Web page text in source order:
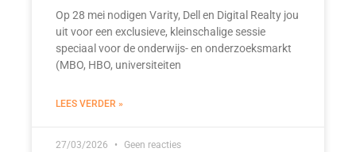
Op 28 mei nodigen Varity, Dell en Digital Realty jou
uit voor een exclusieve, kleinschalige sessie
speciaal voor de onderwijs- en onderzoeksmarkt
(MBO, HBO, universiteiten
LEES VERDER »
27/03/2026 Geen reacties